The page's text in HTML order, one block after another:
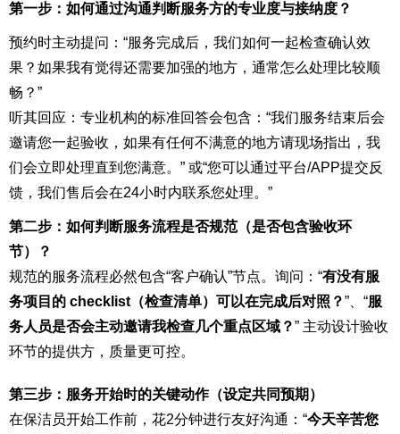
第一步：如何通过沟通判断服务方的专业度与接纳度？
预约时主动提问：“服务完成后，我们如何一起检查确认效
果？如果我有觉得还需要加强的地方，通常怎么处理比较顺
畅？”
听其回应：专业机构的标准回答会包含：“我们服务结束后会
邀请您一起验收，如果有任何不满意的地方请现场指出，我
们会立即处理直到您满意。” 或“您可以通过平台/APP提交反
馈，我们售后会在24小时内联系您处理。”
第二步：如何判断服务流程是否规范（是否包含验收环
节）？
规范的服务流程必然包含“客户确认”节点。询问：“有没有服
务项目的 checklist（检查清单）可以在完成后对照？”、“服
务人员是否会主动邀请我检查几个重点区域？” 主动设计验收
环节的提供方，质量更可控。
第三步：服务开始时的关键动作（设定共同预期）
在保洁员开始工作前，花2分钟进行友好沟通：“今天辛苦您